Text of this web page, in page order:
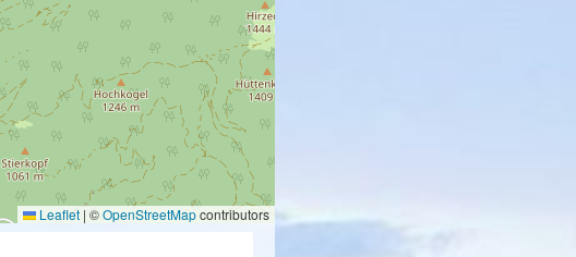
Leaflet | ©OpenStreetMapcontributors